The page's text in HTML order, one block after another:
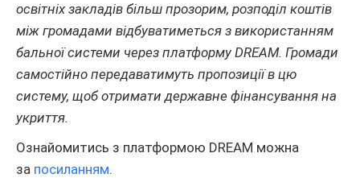
освітніх закладів більш прозорим, розподіл коштів
між громадами відбуватиметься з використанням
бальної системи через платформу DREAM. Громади
самостійно передаватимуть пропозиції в цю
систему, щоб отримати державне фінансування на
укриття.
Ознайомитись з платформою DREAM можна
за посиланням.